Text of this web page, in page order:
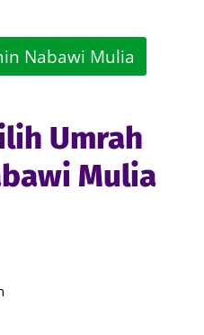
Nabawi Mulia
Umrah
Mulia